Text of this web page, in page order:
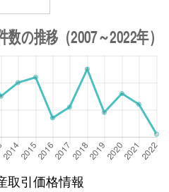
取引価格情報